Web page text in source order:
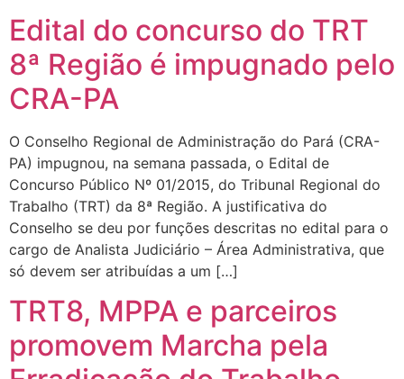
Edital do concurso do TRT
8ª Região é impugnado pelo
CRA-PA
O Conselho Regional de Administração do Pará (CRA-
PA) impugnou, na semana passada, o Edital de
Concurso Público Nº 01/2015, do Tribunal Regional do
Trabalho (TRT) da 8ª Região. A justificativa do
Conselho se deu por funções descritas no edital para o
cargo de Analista Judiciário – Área Administrativa, que
só devem ser atribuídas a um […]
TRT8, MPPA e parceiros
promovem Marcha pela